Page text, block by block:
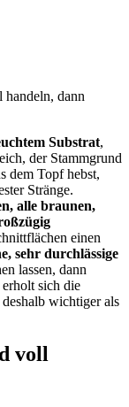
dann
Substrat,
der Stammgrund
dem Topf hebst,
Stränge.
alle braunen,
einen
sehr durchlässige
lassen, dann
sich die
wichtiger als
voll